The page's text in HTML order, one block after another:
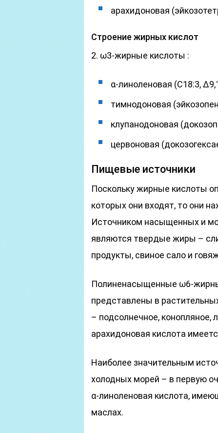
арахидоновая
Строение жирных кислот
2. ω3-жирные кислоты :
α-линоленовая (С18:3,
тимнодоновая
клупанодоновая
цервоновая
Пищевые источники
Поскольку жирные кислоты
которых они входят, то они
Источником насыщенных и
являются твердые жиры –
продукты, свиное сало и
Полиненасыщенные ω6-
представлены в
– подсолнечное, конопляное,
арахидоновая кислота
Наиболее значительным
холодных морей – в первую
α-линоленовая кислота,
маслах.